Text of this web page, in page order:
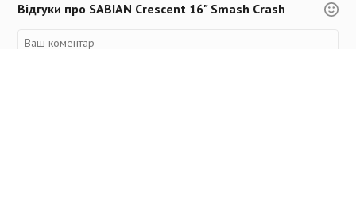
Відгуки про SABIAN Crescent 16" Smash Crash